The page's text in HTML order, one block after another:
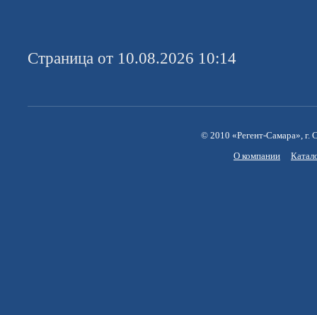
Страница от 10.08.2026 10:14
© 2010 «Регент-Самара», г.
О компании